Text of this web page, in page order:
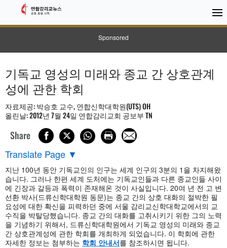
Sponsored
기독교 영성의 미래와 종교 간 상호관계
성에 관한 학회
자료제공: 박승호 교수, 연합신학대학원(UTS) OH
올린날: 2012년 7월 24일 연합감리교회 공보부 TN
Share
Translate Page ▼
지난 100년 동안 기독교인의 인구는 세계 인구의 3분의 1을 차지해왔
습니다. 그러나 한편 세계 도처에는 기독교인들과 다른 종교인들 사이
에 긴장과 갈등과 폭력이 존재해온 것이 사실입니다. 20여 년 전 고 변
선환 박사(드류신학대학원 동문)는 종교 간의 상호 대화의 절박한 필
요성에 대한 확신을 피력하던 중에 서울 감리교신학대학교에서의 교
수직을 박탈당했습니다. 종교 간의 대화를 고취시키기 위한 그의 노력
을 기념하기 위해서, 드류신학대학원에서 기독교 영성의 미래와 종교
간 상호관계성에 관한 학회를 개최하게 되었습니다. 이 학회에 관한
자세한 정보는 첨부하는 학회 안내서를 참조하시면 됩니다.